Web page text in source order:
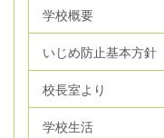
学校概要
いじめ防止基本方針
校長室より
学校生活